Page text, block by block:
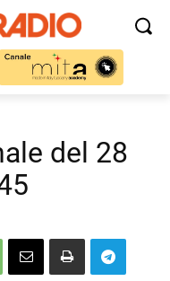
del 28